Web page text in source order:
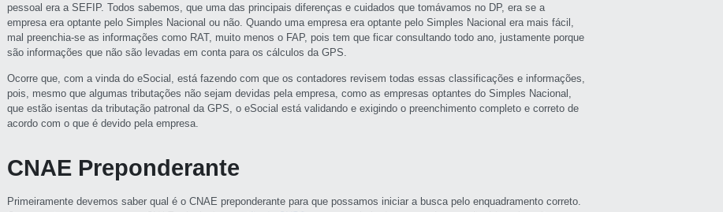
pessoal era a SEFIP. Todos sabemos, que uma das principais diferenças e cuidados que tomávamos no DP, era se a
empresa era optante pelo Simples Nacional ou não. Quando uma empresa era optante pelo Simples Nacional era mais fácil,
mal preenchia-se as informações como RAT, muito menos o FAP, pois tem que ficar consultando todo ano, justamente porque
são informações que não são levadas em conta para os cálculos da GPS.
Ocorre que, com a vinda do eSocial, está fazendo com que os contadores revisem todas essas classificações e informações,
pois, mesmo que algumas tributações não sejam devidas pela empresa, como as empresas optantes do Simples Nacional,
que estão isentas da tributação patronal da GPS, o eSocial está validando e exigindo o preenchimento completo e correto de
acordo com o que é devido pela empresa.
CNAE Preponderante
Primeiramente devemos saber qual é o CNAE preponderante para que possamos iniciar a busca pelo enquadramento correto.